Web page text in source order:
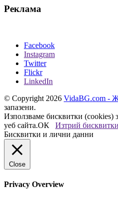
Реклама
Facebook
Instagram
Twitter
Flickr
LinkedIn
© Copyright 2026 VidaBG.com -
запазени.
Използваме бисквитки (cookies)
уеб сайта.ОК
Изтрий бисквитки
Бисквитки и лични данни
Close
Privacy Overview